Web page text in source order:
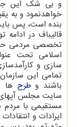
و بی شک این
خواهدنمود و به
بنده است، پس
قالیباف در
اسلامی تحت
سازی و
تمامی این
باشند و طرح ها
سایت مجلس آپهای
مستقیمی با مردم
ایرادات و